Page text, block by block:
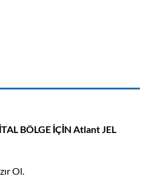
BÖLGE İÇİN Atlant JEL
Ol.